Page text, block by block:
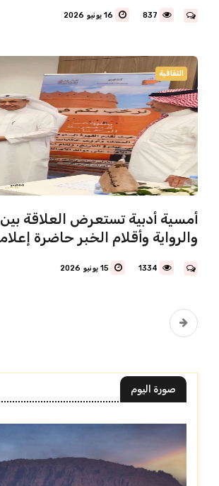
837 16 يونيو 2026
الثقافية
أمسية أدبية تستعرض العلاقة بين
والرواية وأقلام الخبر حاضرة
1334 15 يونيو 2026
صورة اليوم